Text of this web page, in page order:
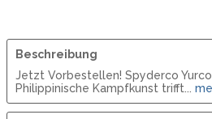
Beschreibung
Jetzt Vorbestellen! Spyderco
Philippinische Kampfkunst trifft...